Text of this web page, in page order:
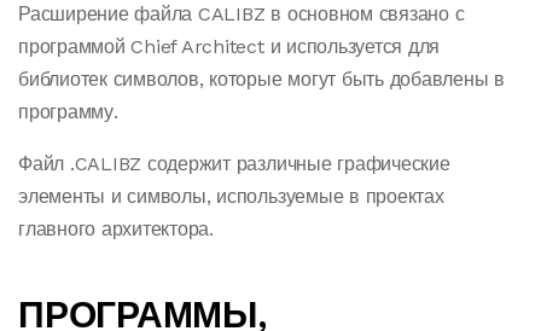
Расширение файла CALIBZ в основном связано с
программой Chief Architect и используется для
библиотек символов, которые могут быть добавлены в
программу.
Файл .CALIBZ содержит различные графические
элементы и символы, используемые в проектах
главного архитектора.
ПРОГРАММЫ,